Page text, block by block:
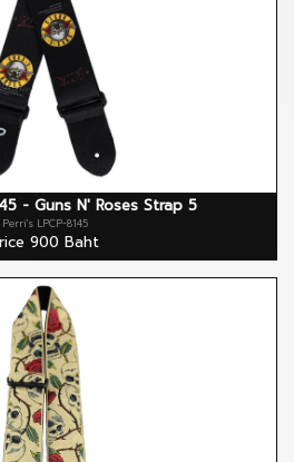
- Guns N' Roses Strap 5
Perri's LPCP-8145
900 Baht